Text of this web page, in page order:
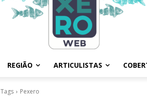
REGIÃO ARTICULISTAS
Tags Pexero